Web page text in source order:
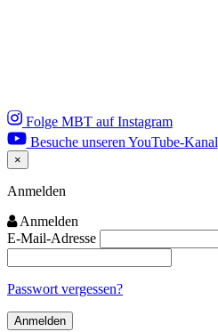
Folge MBT auf Instagram
Besuche unseren YouTube-Kanal
×
Close
Anmelden
Anmelden
E-Mail-Adresse
Passwort vergessen?